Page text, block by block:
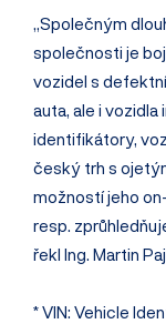
„Společným
společnosti je
vozidel s
auta, ale i
identifikátory,
český trh s
možností jeho
resp.
řekl Ing. Martin
* VIN: Vehicle